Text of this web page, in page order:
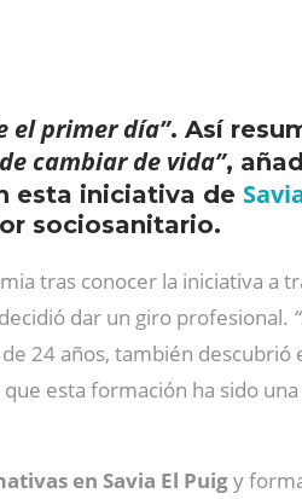
el primer día”. Así
cambiar de vida”,
esta iniciativa de
sociosanitario.
tras conocer la iniciativa
dar un giro profesional.
de 24 años, también descubrió
esta formación ha sido
en Savia El Puigy